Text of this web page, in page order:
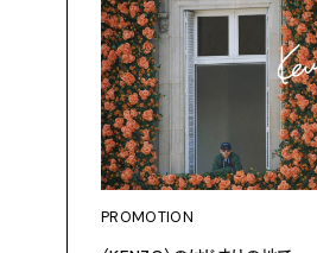
PROMOTION